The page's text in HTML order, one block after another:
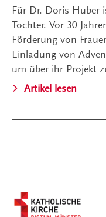
Für Dr. Doris Huber
Tochter. Vor 30
Förderung von
Einladung von
um über ihr Projekt
Artikel lesen